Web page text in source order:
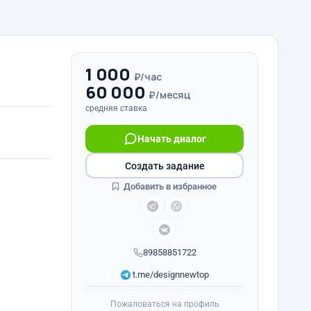
1 000 ₽/час
60 000 ₽/месяц
средняя ставка
89858851722
Начать диалог
t.me/designnewtop
Создать задание
Добавить в избранное
Пожаловаться на профиль